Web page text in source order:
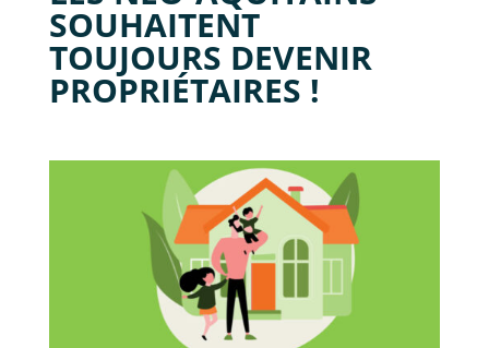
SOUHAITENT
TOUJOURS DEVENIR
PROPRIÉTAIRES !